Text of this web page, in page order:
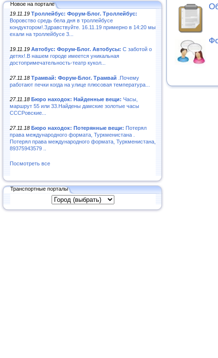
Новое на портале
19.11.19 Троллейбус: Форум-Блог. Троллейбус:
Воровство средь бела дня в троллейбусе
кондуктором!.Здравствуйте. 16.11.19 примерно в 14:20 мы
ехали на троллейбусе 3...
19.11.19 Автобус: Форум-Блог. Автобусы: С заботой о
детях!.В нашем городе имеется уникальная
достопримечательность-театр кукол...
27.11.18 Трамвай: Форум-Блог. Трамвай .Почему
работают печки когда на улице плюсовая температура...
27.11.18 Бюро находок: Найденные вещи: Часы,
маршрут 55 или 33.Найдены дамские золотые часы
СССРовские...
27.11.18 Бюро находок: Потерянные вещи: Потерял
права международного формата, Туркменистана .
Потерял права международного формата, Туркменистана,
89375943579 ..
Посмотреть все
Транспортные порталы